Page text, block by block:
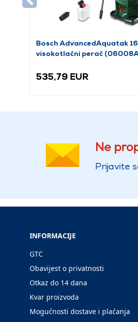
Bosch AdvancedAquatak
visokotlačni perač
535,79 EUR
Ne
Prijavite
INFORMACIJE
GTC
Obavijest o privatnosti
Otkaz do 14 dana
Kvar proizvoda
Mogućnosti dostave i plaćanja